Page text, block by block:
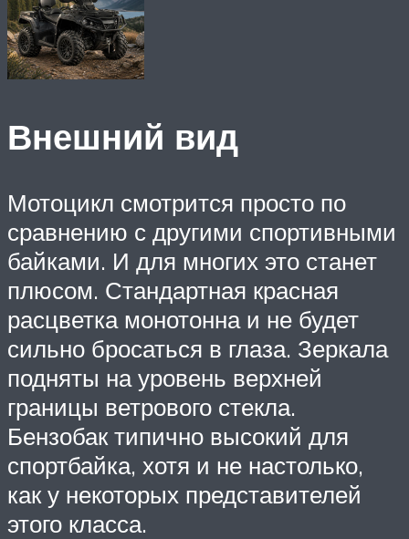
Внешний вид
Мотоцикл смотрится просто по
сравнению с другими спортивными
байками. И для многих это станет
плюсом. Стандартная красная
расцветка монотонна и не будет
сильно бросаться в глаза. Зеркала
подняты на уровень верхней
границы ветрового стекла.
Бензобак типично высокий для
спортбайка, хотя и не настолько,
как у некоторых представителей
этого класса.